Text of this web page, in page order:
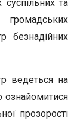
суспільних та
громадських
безнадійних
ведеться на
прозорості